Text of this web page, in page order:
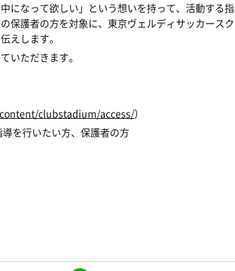
になって欲しい」という想いを持って、活動する指
保護者の方を対象に、東京ヴェルディサッカースク
えします。
いただきます。
clubstadium/access/）
を行いたい方、保護者の方